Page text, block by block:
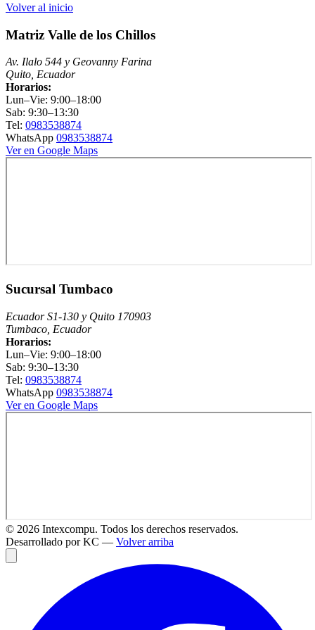
Volver al inicio
Matriz Valle de los Chillos
Av. Ilalo 544 y Geovanny Farina
Quito, Ecuador
Horarios:
Lun–Vie: 9:00–18:00
Sab: 9:30–13:30
Tel: 0983538874
WhatsApp 0983538874
Ver en Google Maps
Sucursal Tumbaco
Ecuador S1-130 y Quito 170903
Tumbaco, Ecuador
Horarios:
Lun–Vie: 9:00–18:00
Sab: 9:30–13:30
Tel: 0983538874
WhatsApp 0983538874
Ver en Google Maps
© 2026 Intexcompu. Todos los derechos reservados.
Desarrollado por KC — Volver arriba